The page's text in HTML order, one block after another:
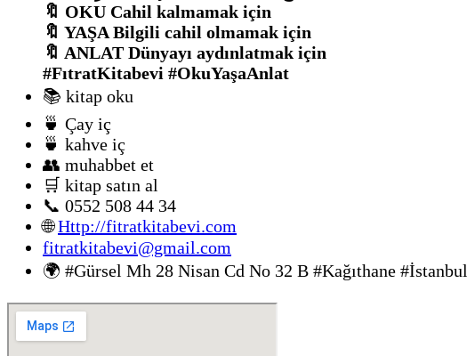
🔖 OKU Cahil kalmamak için
🔖 YAŞA Bilgili cahil olmamak için
🔖 ANLAT Dünyayı aydınlatmak için
#FıtratKitabevi #OkuYaşaAnlat
📚 kitap oku
🍵 Çay iç
🍵 kahve iç
👥 muhabbet et
🛒 kitap satın al
📞 0552 508 44 34
🌐Http://fitratkitabevi.com
fitratkitabevi@gmail.com
🌍 #Gürsel Mh 28 Nisan Cd No 32 B #Kağıthane #İstanbul